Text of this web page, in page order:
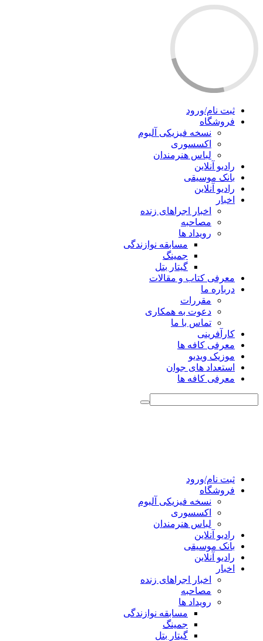
ثبت نام/ورود
فروشگاه
نسخه فیزیکی آلبوم
اکسسوری
لباس هنرمندان
رادیو آنلاین
بانک موسیقی
رادیو آنلاین
اخبار
اخبار اجراهای زنده
مصاحبه
رویداد ها
مسابقه نوازندگی
جمینگ
گیتار بتل
معرفی کتاب و مقالات
درباره ما
مقررات
دعوت به همکاری
تماس با ما
کارآفرینی
معرفی کافه ها
موزیک ویدیو
استعداد های جوان
معرفی کافه ها
ثبت نام/ورود
فروشگاه
نسخه فیزیکی آلبوم
اکسسوری
لباس هنرمندان
رادیو آنلاین
بانک موسیقی
رادیو آنلاین
اخبار
اخبار اجراهای زنده
مصاحبه
رویداد ها
مسابقه نوازندگی
جمینگ
گیتار بتل